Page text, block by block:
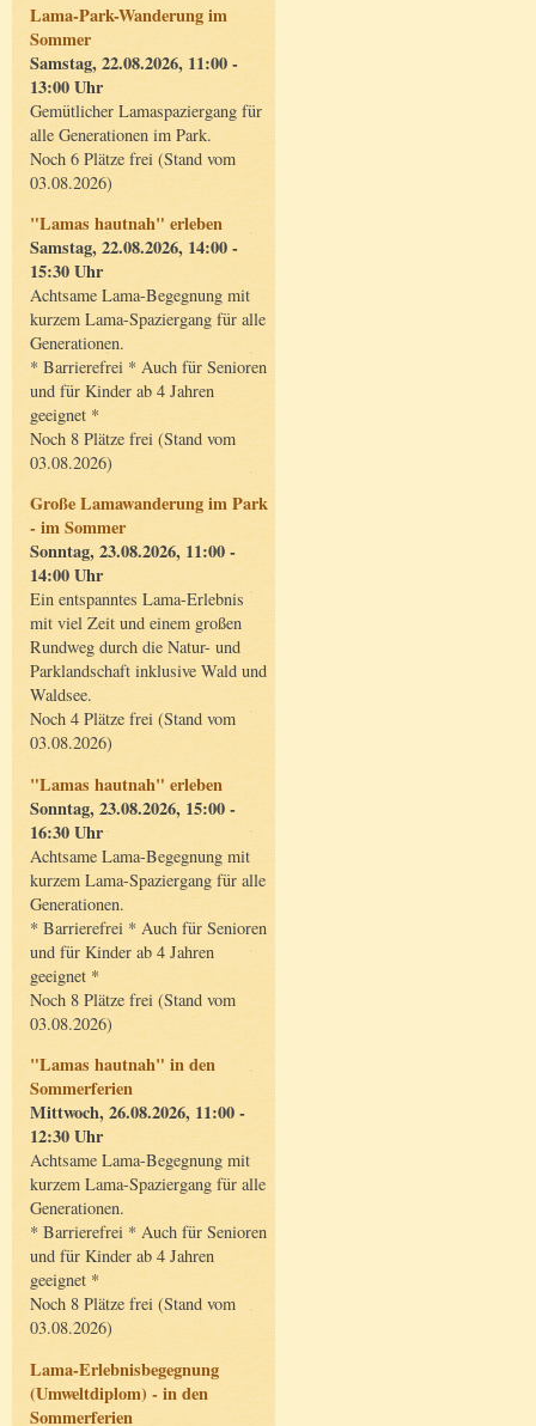
Lama-Park-Wanderung im
Sommer
Samstag, 22.08.2026, 11:00 -
13:00 Uhr
Gemütlicher Lamaspaziergang für
alle Generationen im Park.
Noch 6 Plätze frei (Stand vom
03.08.2026)
"Lamas hautnah" erleben
Samstag, 22.08.2026, 14:00 -
15:30 Uhr
Achtsame Lama-Begegnung mit
kurzem Lama-Spaziergang für alle
Generationen.
* Barrierefrei * Auch für Senioren
und für Kinder ab 4 Jahren
geeignet *
Noch 8 Plätze frei (Stand vom
03.08.2026)
Große Lamawanderung im Park
- im Sommer
Sonntag, 23.08.2026, 11:00 -
14:00 Uhr
Ein entspanntes Lama-Erlebnis
mit viel Zeit und einem großen
Rundweg durch die Natur- und
Parklandschaft inklusive Wald und
Waldsee.
Noch 4 Plätze frei (Stand vom
03.08.2026)
"Lamas hautnah" erleben
Sonntag, 23.08.2026, 15:00 -
16:30 Uhr
Achtsame Lama-Begegnung mit
kurzem Lama-Spaziergang für alle
Generationen.
* Barrierefrei * Auch für Senioren
und für Kinder ab 4 Jahren
geeignet *
Noch 8 Plätze frei (Stand vom
03.08.2026)
"Lamas hautnah" in den
Sommerferien
Mittwoch, 26.08.2026, 11:00 -
12:30 Uhr
Achtsame Lama-Begegnung mit
kurzem Lama-Spaziergang für alle
Generationen.
* Barrierefrei * Auch für Senioren
und für Kinder ab 4 Jahren
geeignet *
Noch 8 Plätze frei (Stand vom
03.08.2026)
Lama-Erlebnisbegegnung
(Umweltdiplom) - in den
Sommerferien